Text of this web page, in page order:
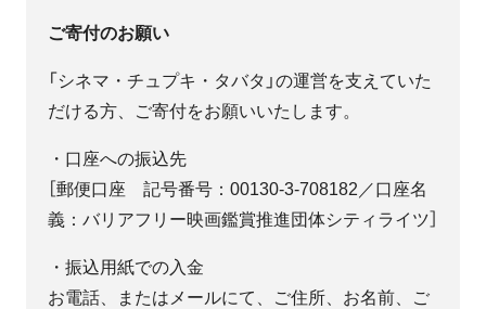
ご寄付のお願い
「シネマ・チュプキ・タバタ」の運営を支えていた
だける方、ご寄付をお願いいたします。
・口座への振込先
［郵便口座 記号番号：00130-3-708182／口座名
義：バリアフリー映画鑑賞推進団体シティライツ］
・振込用紙での入金
お電話、またはメールにて、ご住所、お名前、ご